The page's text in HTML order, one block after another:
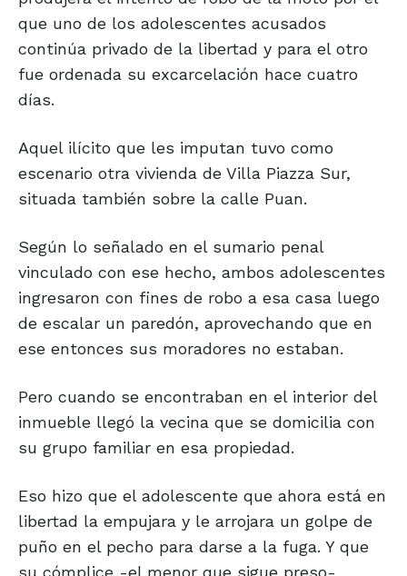
que uno de los adolescentes acusados
continúa privado de la libertad y para el otro
fue ordenada su excarcelación hace cuatro
días.
Aquel ilícito que les imputan tuvo como
escenario otra vivienda de Villa Piazza Sur,
situada también sobre la calle Puan.
Según lo señalado en el sumario penal
vinculado con ese hecho, ambos adolescentes
ingresaron con fines de robo a esa casa luego
de escalar un paredón, aprovechando que en
ese entonces sus moradores no estaban.
Pero cuando se encontraban en el interior del
inmueble llegó la vecina que se domicilia con
su grupo familiar en esa propiedad.
Eso hizo que el adolescente que ahora está en
libertad la empujara y le arrojara un golpe de
puño en el pecho para darse a la fuga. Y que